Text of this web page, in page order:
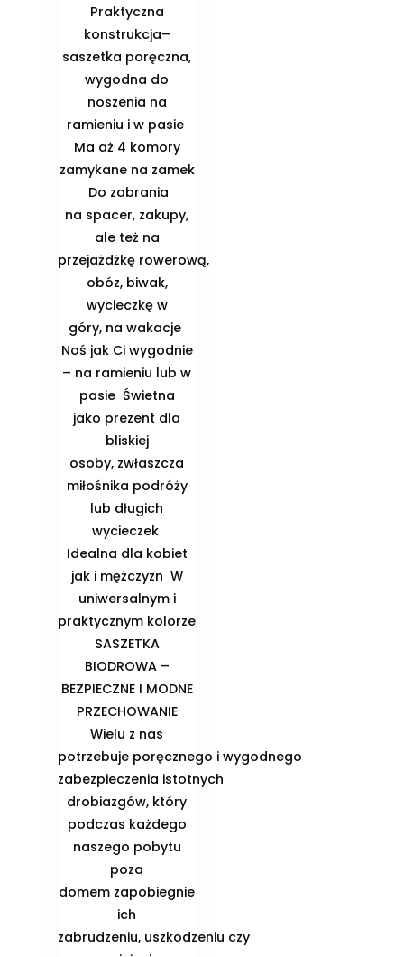
Praktyczna
konstrukcja–
saszetka poręczna,
wygodna do
noszenia na
ramieniu i w pasie ️
Ma aż 4 komory
zamykane na zamek
️ Do zabrania
na spacer, zakupy,
ale też na
przejażdżkę rowerową,
obóz, biwak,
wycieczkę w
góry, na wakacje ️
Noś jak Ci wygodnie
– na ramieniu lub w
pasie ️ Świetna
jako prezent dla
bliskiej
osoby, zwłaszcza
miłośnika podróży
lub długich
wycieczek ️
Idealna dla kobiet
jak i mężczyzn ️ W
uniwersalnym i
praktycznym kolorze
️SASZETKA
BIODROWA –
BEZPIECZNE I MODNE
PRZECHOWANIE️
Wielu z nas
potrzebuje poręcznego i wygodnego
zabezpieczenia istotnych
drobiazgów, który
podczas każdego
naszego pobytu
poza
domem zapobiegnie
ich
zabrudzeniu, uszkodzeniu czy